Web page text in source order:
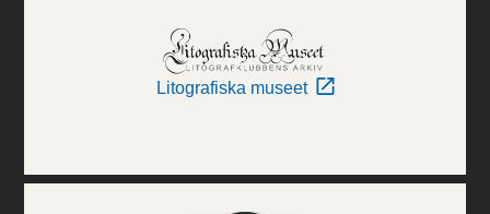
Litografiska museet